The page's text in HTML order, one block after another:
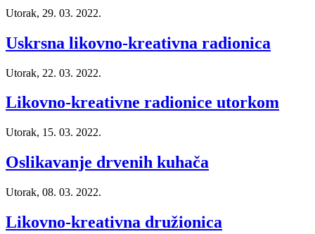
Utorak, 29. 03. 2022.
Uskrsna likovno-kreativna radionica
Utorak, 22. 03. 2022.
Likovno-kreativne radionice utorkom
Utorak, 15. 03. 2022.
Oslikavanje drvenih kuhača
Utorak, 08. 03. 2022.
Likovno-kreativna družionica